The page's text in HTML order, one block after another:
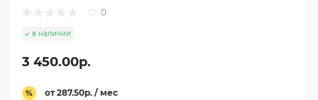
0
в наличии
3 450.00р.
% от 287.50р. / мес